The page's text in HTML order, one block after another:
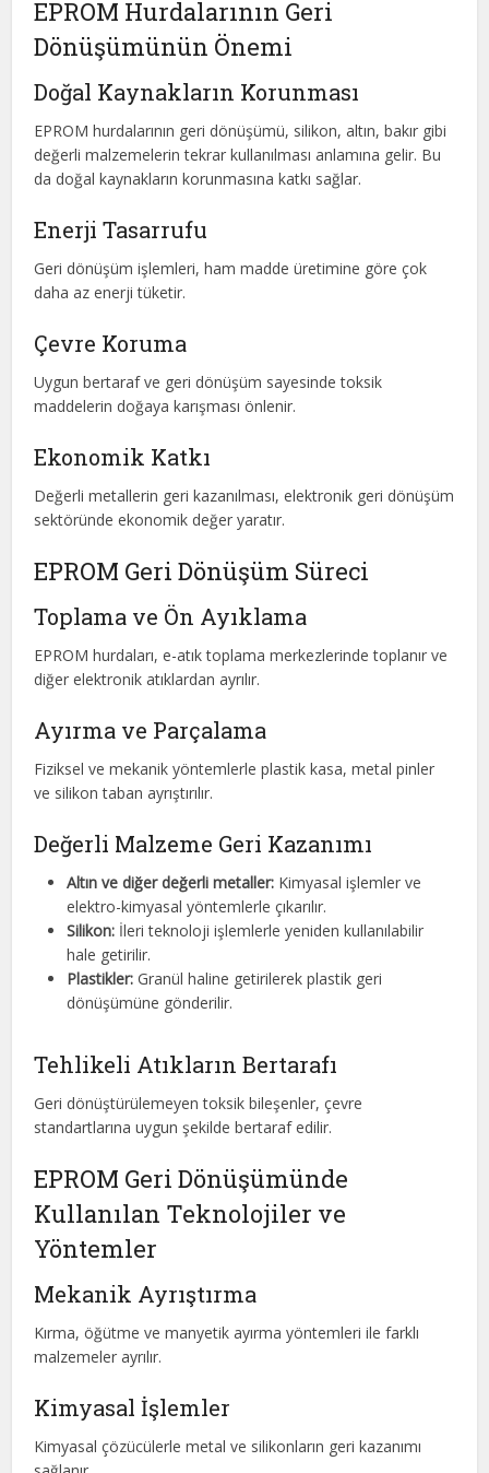
EPROM Hurdalarının Geri
Dönüşümünün Önemi
Doğal Kaynakların Korunması
EPROM hurdalarının geri dönüşümü, silikon, altın, bakır gibi
değerli malzemelerin tekrar kullanılması anlamına gelir. Bu
da doğal kaynakların korunmasına katkı sağlar.
Enerji Tasarrufu
Geri dönüşüm işlemleri, ham madde üretimine göre çok
daha az enerji tüketir.
Çevre Koruma
Uygun bertaraf ve geri dönüşüm sayesinde toksik
maddelerin doğaya karışması önlenir.
Ekonomik Katkı
Değerli metallerin geri kazanılması, elektronik geri dönüşüm
sektöründe ekonomik değer yaratır.
EPROM Geri Dönüşüm Süreci
Toplama ve Ön Ayıklama
EPROM hurdaları, e-atık toplama merkezlerinde toplanır ve
diğer elektronik atıklardan ayrılır.
Ayırma ve Parçalama
Fiziksel ve mekanik yöntemlerle plastik kasa, metal pinler
ve silikon taban ayrıştırılır.
Değerli Malzeme Geri Kazanımı
Altın ve diğer değerli metaller: Kimyasal işlemler ve
elektro-kimyasal yöntemlerle çıkarılır.
Silikon: İleri teknoloji işlemlerle yeniden kullanılabilir
hale getirilir.
Plastikler: Granül haline getirilerek plastik geri
dönüşümüne gönderilir.
Tehlikeli Atıkların Bertarafı
Geri dönüştürülemeyen toksik bileşenler, çevre
standartlarına uygun şekilde bertaraf edilir.
EPROM Geri Dönüşümünde
Kullanılan Teknolojiler ve
Yöntemler
Mekanik Ayrıştırma
Kırma, öğütme ve manyetik ayırma yöntemleri ile farklı
malzemeler ayrılır.
Kimyasal İşlemler
Kimyasal çözücülerle metal ve silikonların geri kazanımı